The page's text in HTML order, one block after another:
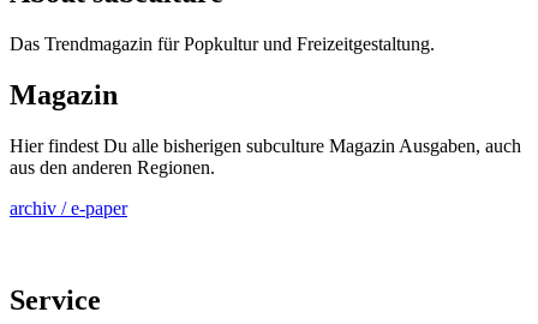
Das Trendmagazin für Popkultur und Freizeitgestaltung.
Magazin
Hier findest Du alle bisherigen subculture Magazin Ausgaben, auch
aus den anderen Regionen.
archiv / e-paper
Service